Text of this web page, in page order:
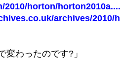
horton/horton2010a....
archives/2010/
変わったのです?」